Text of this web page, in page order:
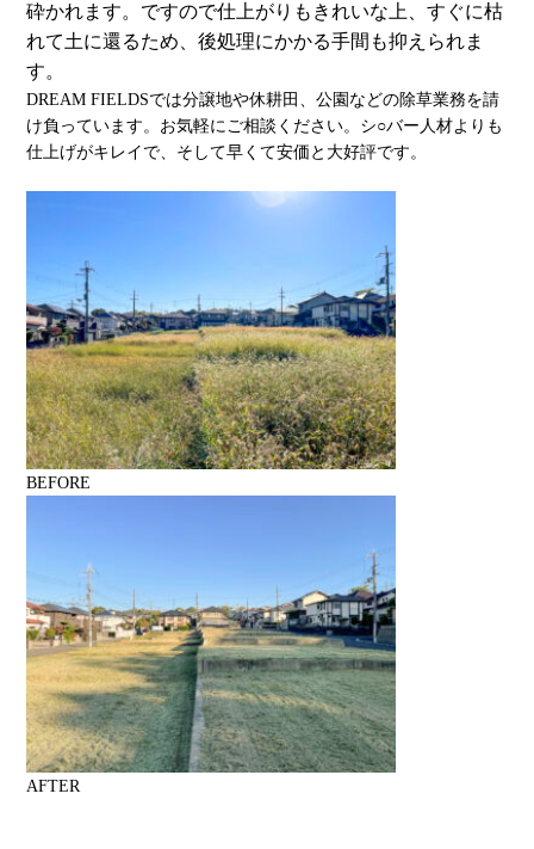
砕かれます。ですので仕上がりもきれいな上、すぐに枯
れて土に還るため、後処理にかかる手間も抑えられま
す。
DREAM FIELDSでは分譲地や休耕田、公園などの除草業務を請
け負っています。お気軽にご相談ください。シ○バー人材よりも
仕上げがキレイで、そして早くて安価と大好評です。
BEFORE
AFTER